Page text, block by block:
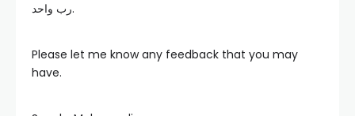
رب واحد.
Please let me know any feedback that you may
have.